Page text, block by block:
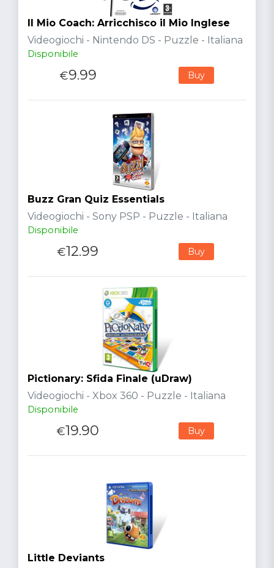
Il Mio Coach: Arricchisco il Mio Inglese
Videogiochi - Nintendo DS - Puzzle - Italiana
Disponibile
€9.99 Buy
Buzz Gran Quiz Essentials
Videogiochi - Sony PSP - Puzzle - Italiana
Disponibile
€12.99 Buy
Pictionary: Sfida Finale (uDraw)
Videogiochi - Xbox 360 - Puzzle - Italiana
Disponibile
€19.90 Buy
Little Deviants